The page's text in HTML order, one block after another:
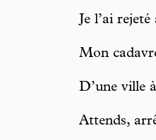
Je l’ai
Mon
D’une ville
Attends,